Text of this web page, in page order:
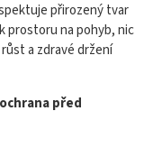
přirozený tvar
prostoru na pohyb, nic
a zdravé držení
před